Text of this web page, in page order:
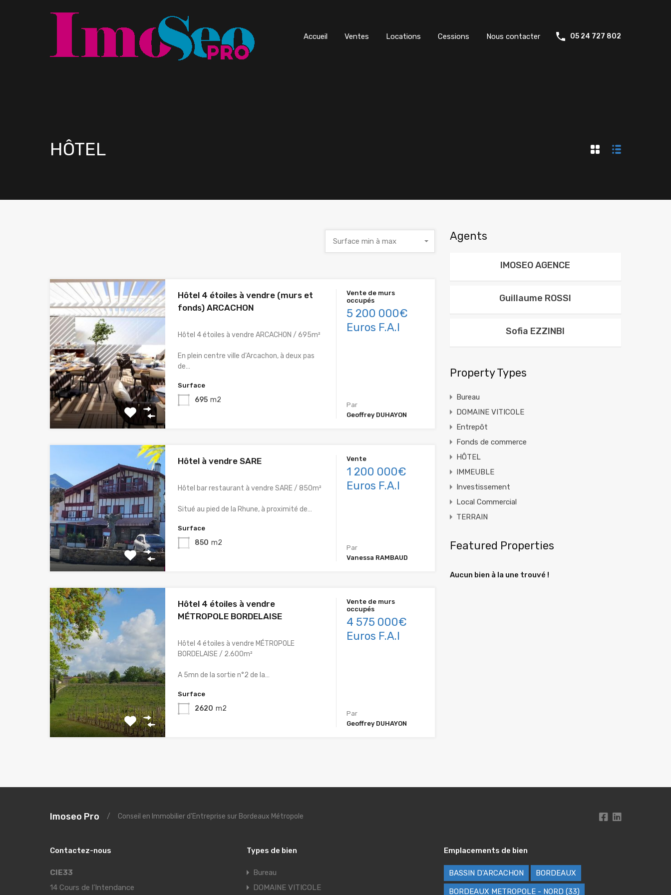
Accueil Ventes Locations Cessions Nous contacter 05 24 727 802
HÔTEL
Surface min à max
Hôtel 4 étoiles à vendre (murs et
fonds) ARCACHON
Hôtel 4 étoiles à vendre ARCACHON / 695m²
En plein centre ville d'Arcachon, à deux pas
de…
Surface
695 m2
Vente de murs
occupés
5 200 000€
Euros F.A.I
Par
Geoffrey DUHAYON
Hôtel à vendre SARE
Hôtel bar restaurant à vendre SARE / 850m²
Situé au pied de la Rhune, à proximité de…
Surface
850 m2
Vente
1 200 000€
Euros F.A.I
Par
Vanessa RAMBAUD
Hôtel 4 étoiles à vendre
MÉTROPOLE BORDELAISE
Hôtel 4 étoiles à vendre MÉTROPOLE
BORDELAISE / 2.600m²
A 5mn de la sortie n°2 de la…
Surface
2620 m2
Vente de murs
occupés
4 575 000€
Euros F.A.I
Par
Geoffrey DUHAYON
Agents
IMOSEO AGENCE
Guillaume ROSSI
Sofia EZZINBI
Property Types
Bureau
DOMAINE VITICOLE
Entrepôt
Fonds de commerce
HÔTEL
IMMEUBLE
Investissement
Local Commercial
TERRAIN
Featured Properties
Aucun bien à la une trouvé !
Imoseo Pro / Conseil en Immobilier d'Entreprise sur Bordeaux Métropole
Contactez-nous
CIE33
14 Cours de l’Intendance
Types de bien
Bureau
DOMAINE VITICOLE
Emplacements de bien
BASSIN D'ARCACHON BORDEAUX
BORDEAUX METROPOLE - NORD (33)